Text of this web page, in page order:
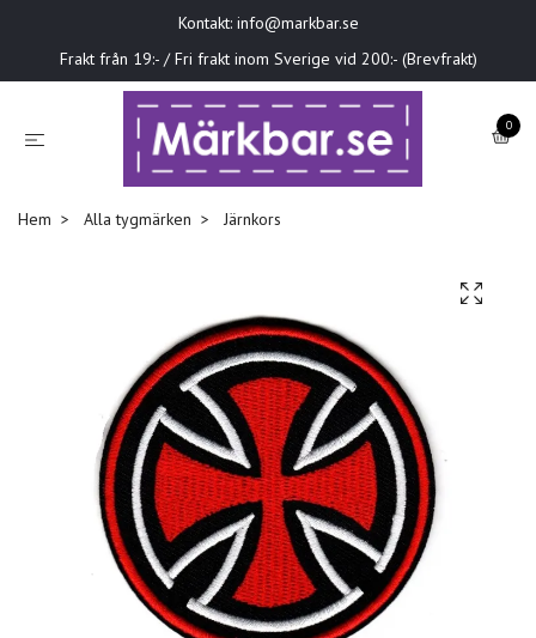
Kontakt: info@markbar.se
Frakt från 19:- / Fri frakt inom Sverige vid 200:- (Brevfrakt)
0
Hem Alla tygmärken Järnkors